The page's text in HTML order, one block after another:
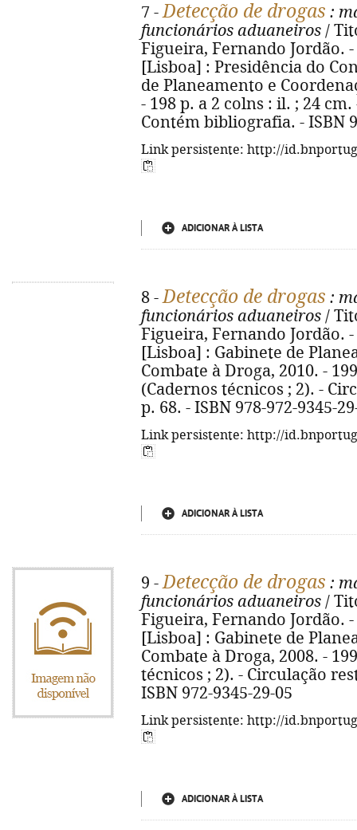
7 -Detecção de drogas :
funcionários aduaneiros /
Figueira, Fernando Jordão.
[Lisboa] : Presidência do
de Planeamento e
- 198 p. a 2 colns : il. ; 24
Contém bibliografia. - ISBN
Link persistente: http://
ADICIONAR À LISTA
8 -Detecção de drogas :
funcionários aduaneiros /
Figueira, Fernando Jordão.
[Lisboa] : Gabinete de
Combate à Droga, 2010. -
(Cadernos técnicos ; 2). -
p. 68. - ISBN 978-972-9345-
Link persistente: http://
ADICIONAR À LISTA
9 -Detecção de drogas :
funcionários aduaneiros /
Figueira, Fernando Jordão.
[Lisboa] : Gabinete de
Combate à Droga, 2008. -
técnicos ; 2). - Circulação
ISBN 972-9345-29-05
Link persistente: http://
ADICIONAR À LISTA